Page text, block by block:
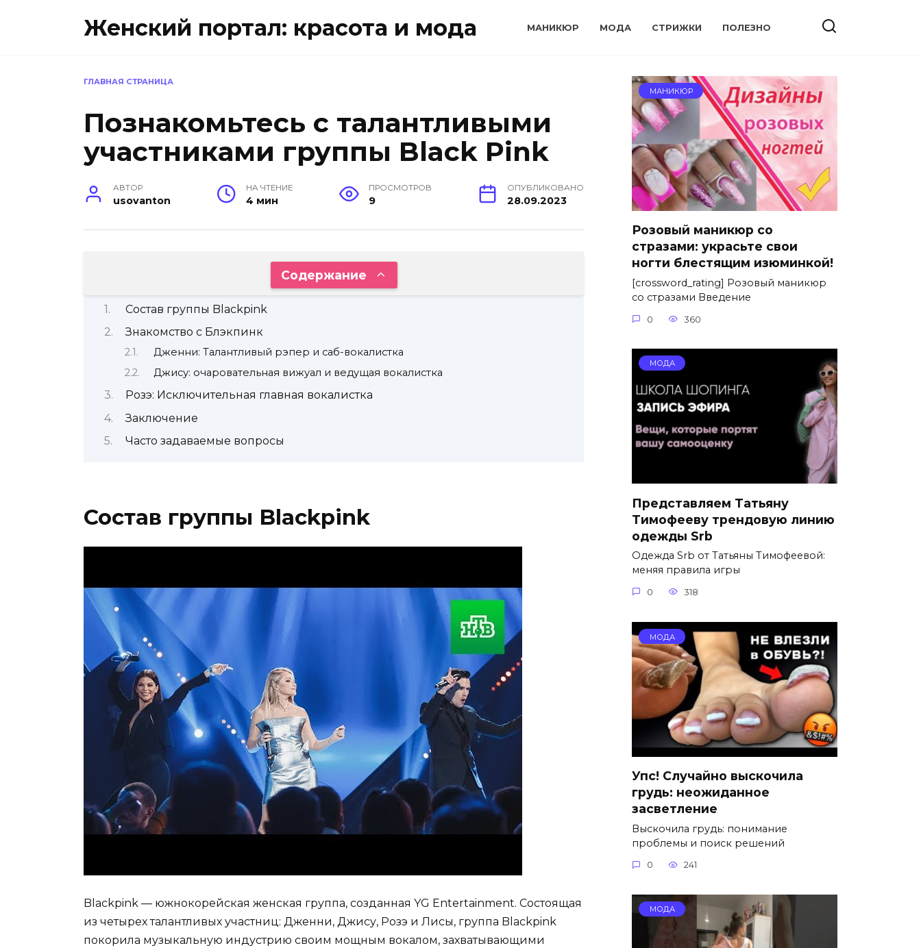
Женский портал: красота и мода МАНИКЮР МОДА СТРИЖКИ ПОЛЕЗНО
ГЛАВНАЯ СТРАНИЦА
Познакомьтесь с талантливыми
участниками группы Black Pink
АВТОР
usovanton
НА ЧТЕНИЕ
4 мин
ПРОСМОТРОВ
9
ОПУБЛИКОВАНО
28.09.2023
Содержание
Состав группы Blackpink
Знакомство с Блэкпинк
Дженни: Талантливый рэпер и саб-вокалистка
Джису: очаровательная вижуал и ведущая вокалистка
Розэ: Исключительная главная вокалистка
Заключение
Часто задаваемые вопросы
Состав группы Blackpink
Blackpink — южнокорейская женская группа, созданная YG Entertainment. Состоящая
из четырех талантливых участниц: Дженни, Джису, Розэ и Лисы, группа Blackpink
покорила музыкальную индустрию своим мощным вокалом, захватывающими
МАНИКЮР
Розовый маникюр со
стразами: украсьте свои
ногти блестящим изюминкой!
[crossword_rating] Розовый маникюр
со стразами Введение
0 360
МОДА
Представляем Татьяну
Тимофееву трендовую линию
одежды Srb
Одежда Srb от Татьяны Тимофеевой:
меняя правила игры
0 318
МОДА
Упс! Случайно выскочила
грудь: неожиданное
засветление
Выскочила грудь: понимание
проблемы и поиск решений
0 241
МОДА